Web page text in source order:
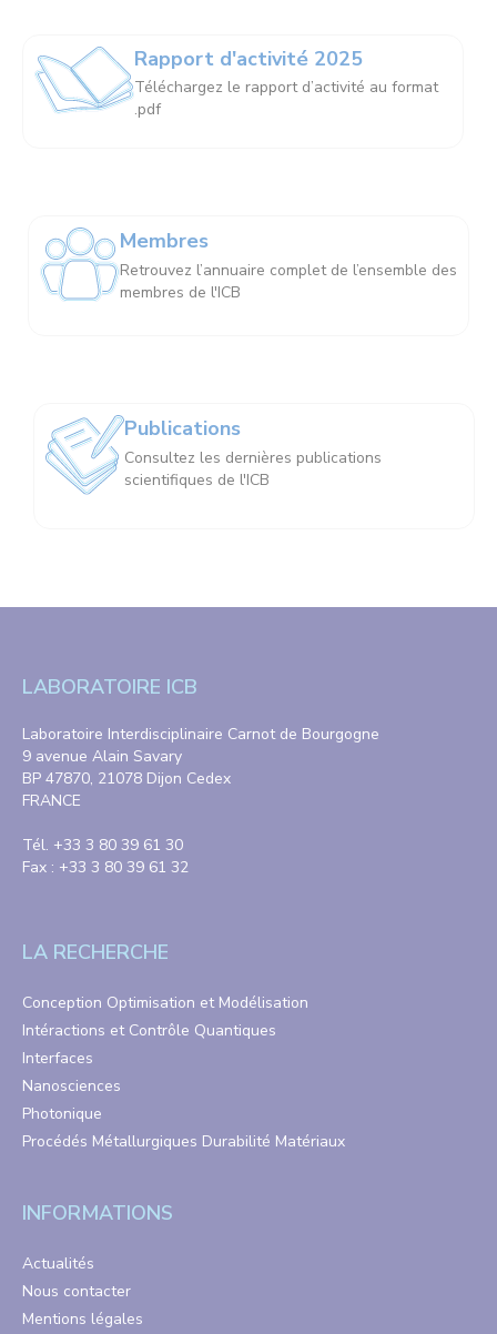
Rapport d'activité 2025
Téléchargez le rapport d’activité au format
.pdf
Membres
Retrouvez l’annuaire complet de l’ensemble des
membres de l'ICB
Publications
Consultez les dernières publications
scientifiques de l'ICB
LABORATOIRE ICB
Laboratoire Interdisciplinaire Carnot de Bourgogne
9 avenue Alain Savary
BP 47870, 21078 Dijon Cedex
FRANCE
Tél. +33 3 80 39 61 30
Fax : +33 3 80 39 61 32
LA RECHERCHE
Conception Optimisation et Modélisation
Intéractions et Contrôle Quantiques
Interfaces
Nanosciences
Photonique
Procédés Métallurgiques Durabilité Matériaux
INFORMATIONS
Actualités
Nous contacter
Mentions légales